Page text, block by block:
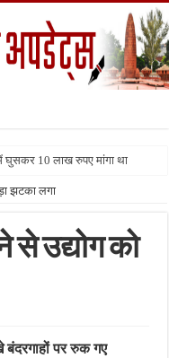
में घुसकर 10 लाख रुपए मांगा था
झटका लगा
से उद्योग को
पर रुक गए